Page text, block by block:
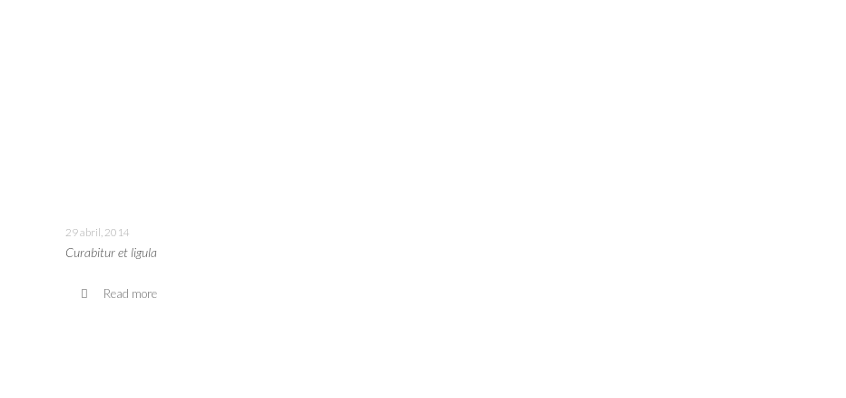
29 abril, 2014
Curabitur et ligula
Read more